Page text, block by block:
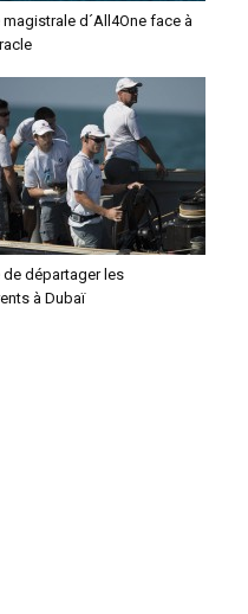
d´All4One face à
départager les
à Dubaï